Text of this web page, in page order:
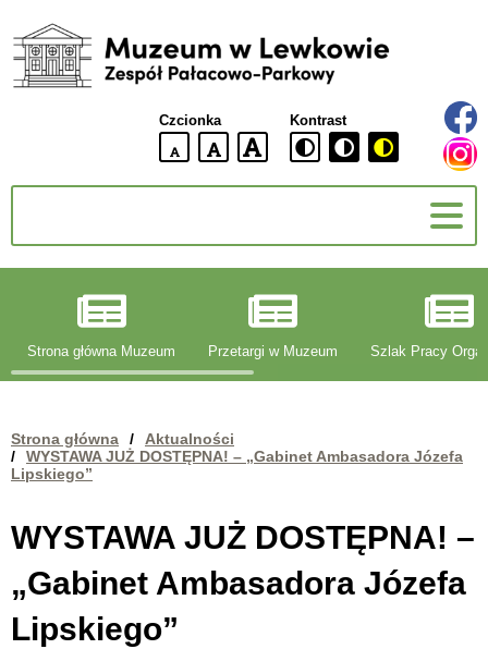
Muzeum
w
Czcionka
domyślna
czcionki
większa
czcionki
największa
czcionka
Kontrast
Strona główna Muzeum Przetargi w Muzeum Szlak Pracy
Strona główna /
Aktualności
/
WYSTAWA JUŻ DOSTĘPNA! – „Gabinet Ambasadora Józefa
Lipskiego”
WYSTAWA JUŻ DOSTĘPNA! –
„Gabinet Ambasadora Józefa
Lipskiego”